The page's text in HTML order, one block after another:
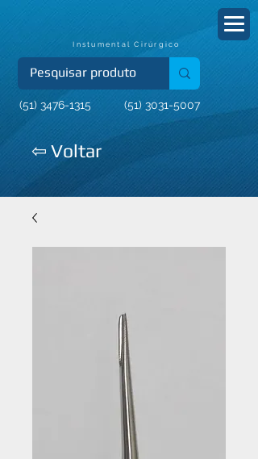
(51) 3031-5007
(51) 3476-1315
Instumental Cirúrgico
⇦ Voltar